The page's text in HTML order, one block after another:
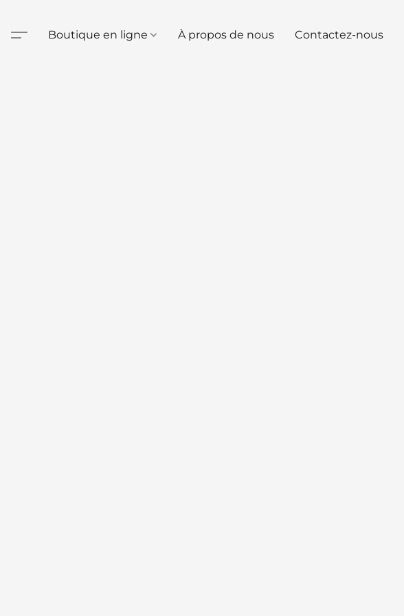
Boutique en ligne À propos de nous Contactez-nous